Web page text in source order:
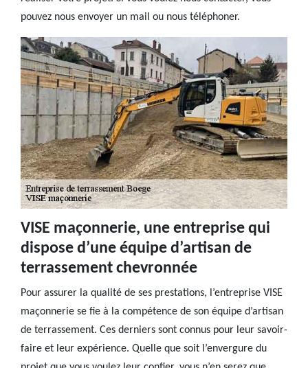
pouvez nous envoyer un mail ou nous téléphoner.
VISE maçonnerie, une entreprise qui
dispose d’une équipe d’artisan de
terrassement chevronnée
Pour assurer la qualité de ses prestations, l’entreprise VISE
maçonnerie se fie à la compétence de son équipe d’artisan
de terrassement. Ces derniers sont connus pour leur savoir-
faire et leur expérience. Quelle que soit l’envergure du